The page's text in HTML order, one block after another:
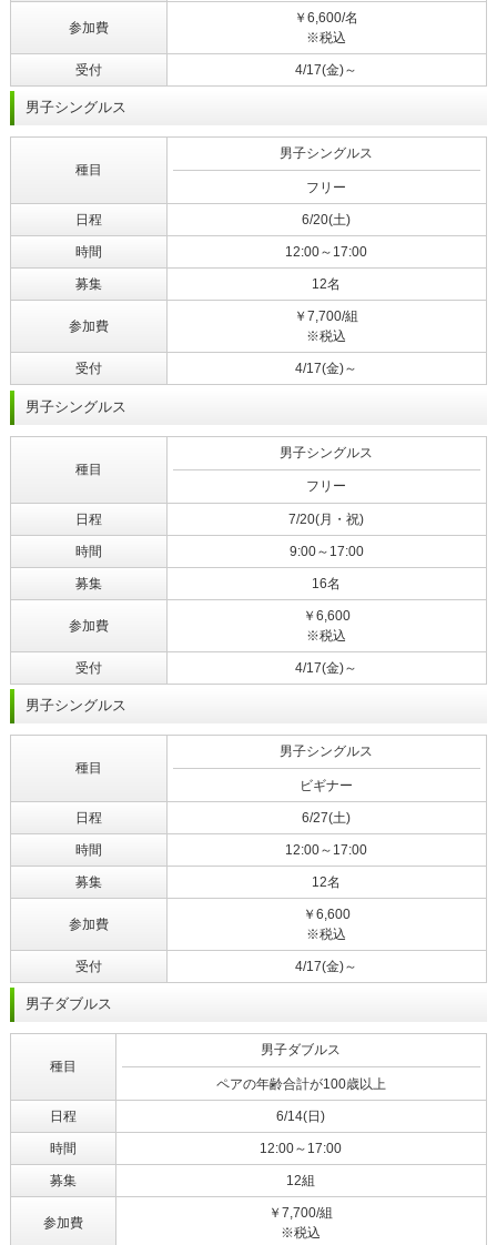
参加費
￥6,600/名
※税込
受付 4/17(金)～
男子シングルス
種目
男子シングルス
フリー
日程 6/20(土)
時間 12:00～17:00
募集 12名
参加費
￥7,700/組
※税込
受付 4/17(金)～
男子シングルス
種目
男子シングルス
フリー
日程 7/20(月・祝)
時間 9:00～17:00
募集 16名
参加費
￥6,600
※税込
受付 4/17(金)～
男子シングルス
種目
男子シングルス
ビギナー
日程 6/27(土)
時間 12:00～17:00
募集 12名
参加費
￥6,600
※税込
受付 4/17(金)～
男子ダブルス
種目
男子ダブルス
ペアの年齢合計が100歳以上
日程 6/14(日)
時間 12:00～17:00
募集 12組
参加費
￥7,700/組
※税込